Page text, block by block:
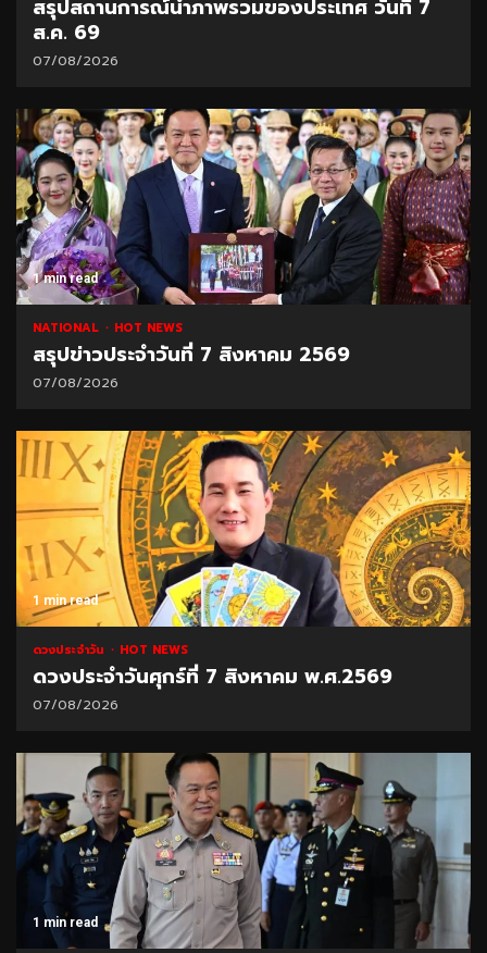
สรุปสถานการณ์น้ำภาพรวมของประเทศ วันที่ 7
ส.ค. 69
07/08/2026
1 min read
NATIONAL HOT NEWS
สรุปข่าวประจำวันที่ 7 สิงหาคม 2569
07/08/2026
1 min read
ดวงประจำวัน HOT NEWS
ดวงประจำวันศุกร์ที่ 7 สิงหาคม พ.ศ.2569
07/08/2026
1 min read